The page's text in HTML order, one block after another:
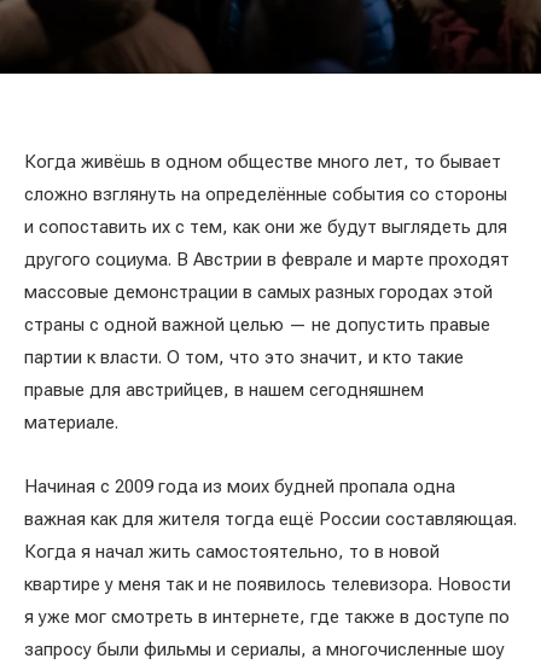
Когда живёшь в одном обществе много лет, то бывает
сложно взглянуть на определённые события со стороны
и сопоставить их с тем, как они же будут выглядеть для
другого социума. В Австрии в феврале и марте проходят
массовые демонстрации в самых разных городах этой
страны с одной важной целью — не допустить правые
партии к власти. О том, что это значит, и кто такие
правые для австрийцев, в нашем сегодняшнем
материале.
Начиная с 2009 года из моих будней пропала одна
важная как для жителя тогда ещё России составляющая.
Когда я начал жить самостоятельно, то в новой
квартире у меня так и не появилось телевизора. Новости
я уже мог смотреть в интернете, где также в доступе по
запросу были фильмы и сериалы, а многочисленные шоу